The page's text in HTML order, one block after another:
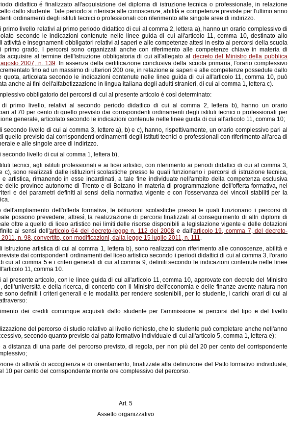
didattico é finalizzato all'acquisizione del diploma di istruzione tecnica o professionale, in relazione
dallo studente. Tale periodo si riferisce alle conoscenze, abilità e competenze previste per l'ultimo anno
ordinamenti degli istituti tecnici o professionali con riferimento alle singole aree di indirizzo.
primo livello relativi al primo periodo didattico di cui al comma 2, lettera a), hanno un orario complessivo di
secondo le indicazioni contenute nelle linee guida di cui all'articolo 11, comma 10, destinato allo
attività e insegnamenti obbligatori relativi ai saperi e alle competenze attesi in esito ai percorsi della scuola
primo grado. I percorsi sono organizzati anche con riferimento alle competenze chiave in materia di
acquisire al termine dell'istruzione obbligatoria di cui all'allegato al decreto del Ministro della pubblica
2007, n. 139. In assenza della certificazione conclusiva della scuola primaria, l'orario complessivo
fino ad un massimo di ulteriori 200 ore, in relazione ai saperi e alle competenze possedute dallo
quota, articolata secondo le indicazioni contenute nelle linee guida di cui all'articolo 11, comma 10, può
anche ai fini dell'alfabetizzazione in lingua italiana degli adulti stranieri, di cui al comma 1, lettera c).
obbligatorio dei percorsi di cui al presente articolo é così determinato:
primo livello, relativi al secondo periodo didattico di cui al comma 2, lettera b), hanno un orario
al 70 per cento di quello previsto dai corrispondenti ordinamenti degli istituti tecnici o professionali per
generale, articolato secondo le indicazioni contenute nelle linee guida di cui all'articolo 11, comma 10;
secondo livello di cui al comma 3, lettere a), b) e c), hanno, rispettivamente, un orario complessivo pari al
quello previsto dai corrispondenti ordinamenti degli istituti tecnici o professionali con riferimento all'area di
e alle singole aree di indirizzo.
secondo livello di cui al comma 1, lettera b),
tecnici, agli istituti professionali e ai licei artistici, con riferimento ai periodi didattici di cui al comma 3,
c), sono realizzati dalle istituzioni scolastiche presso le quali funzionano i percorsi di istruzione tecnica,
e artistica, rimanendo in esse incardinati, a tale fine individuate nell'ambito della competenza esclusiva
delle province autonome di Trento e di Bolzano in materia di programmazione dell'offerta formativa, nel
e dei parametri definiti ai sensi della normativa vigente e con l'osservanza dei vincoli stabiliti per la
dell'ampliamento dell'offerta formativa, le istituzioni scolastiche presso le quali funzionano i percorsi di
possono prevedere, altresì, la realizzazione di percorsi finalizzati al conseguimento di altri diplomi di
oltre a quello di liceo artistico nei limiti delle risorse disponibili a legislazione vigente e delle dotazioni
ai sensi dell'articolo 64 del decreto-legge n. 112 del 2008 e dall'articolo 19, comma 7, del decreto-
n. 98, convertito, con modificazioni, dalla legge 15 luglio 2011, n. 111
istruzione artistica di cui al comma 1, lettera b), sono realizzati con riferimento alle conoscenze, abilità e
dai corrispondenti ordinamenti del liceo artistico secondo i periodi didattici di cui al comma 3, l'orario
cui al comma 5 e i criteri generali di cui al comma 9, definiti secondo le indicazioni contenute nelle linee
11, comma 10.
al presente articolo, con le linee guida di cui all'articolo 11, comma 10, approvate con decreto del Ministro
dell'università e della ricerca, di concerto con il Ministro dell'economia e delle finanze avente natura non
sono definiti i criteri generali e le modalità per rendere sostenibili, per lo studente, i carichi orari di cui ai
dei crediti comunque acquisiti dallo studente per l'ammissione ai percorsi del tipo e del livello
del percorso di studio relativo al livello richiesto, che lo studente può completare anche nell'anno
secondo quanto previsto dal patto formativo individuale di cui all'articolo 5, comma 1, lettera e);
a distanza di una parte del percorso previsto, di regola, per non più del 20 per cento del corrispondente
di attività di accoglienza e di orientamento, finalizzate alla definizione del Patto formativo individuale,
10 per cento del corrispondente monte ore complessivo del percorso.
Art. 5
Assetto organizzativo